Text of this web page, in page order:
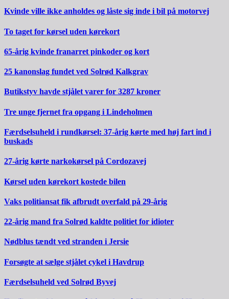
Kvinde ville ikke anholdes og låste sig inde i bil på motorvej
To taget for kørsel uden kørekort
65-årig kvinde franarret pinkoder og kort
25 kanonslag fundet ved Solrød Kalkgrav
Butikstyv havde stjålet varer for 3287 kroner
Tre unge fjernet fra opgang i Lindeholmen
Færdselsuheld i rundkørsel: 37-årig kørte med høj fart ind i
buskads
27-årig kørte narkokørsel på Cordozavej
Kørsel uden kørekort kostede bilen
Vaks politiansat fik afbrudt overfald på 29-årig
22-årig mand fra Solrød kaldte politiet for idioter
Nødblus tændt ved stranden i Jersie
Forsøgte at sælge stjålet cykel i Havdrup
Færdselsuheld ved Solrød Byvej